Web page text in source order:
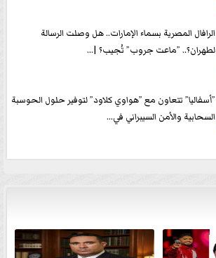
الرافال المصرية بسماء الإمارات.. هل وصلت الرسالة
لطهران؟.. ”ماعت جروب” تُجيب؟ |...
”أسفاليا” تتعاون مع ”هواوي كلاود” لتوفير حلول الحوسبة
السحابية والأمن السيبراني في...